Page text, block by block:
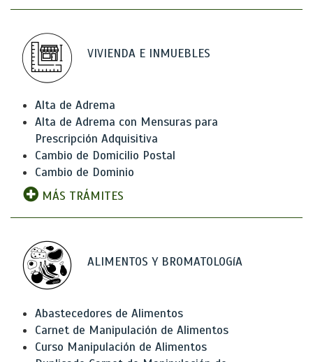
VIVIENDA E INMUEBLES
Alta de Adrema
Alta de Adrema con Mensuras para
Prescripción Adquisitiva
Cambio de Domicilio Postal
Cambio de Dominio
MÁS TRÁMITES
ALIMENTOS Y BROMATOLOGíA
Abastecedores de Alimentos
Carnet de Manipulación de Alimentos
Curso Manipulación de Alimentos